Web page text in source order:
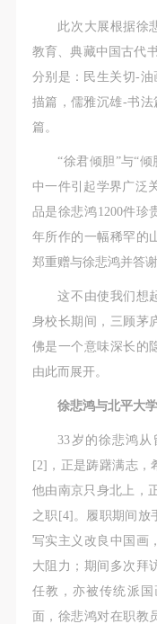
此次大展根据徐
教育、典藏中国古代
分别是：民生关切-
描篇，儒雅沉雄-书
篇。
“徐君倾胆”与“
中一件引起学界广泛
品是徐悲鸿1200件珍
年所作的一幅稀罕的
郑重赠与徐悲鸿并答
这不由使我们想
身校长期间，三顾茅
佛是一个意味深长的
由此而展开。
徐悲鸿与北平大
33岁的徐悲鸿
[2]，正是踌躇满志，
他由南京只身北上，
之职[4]。履职期间放
写实主义改良中国画
大阻力；期间多次拜
任教，亦被传统派
面，徐悲鸿对在职教
身不承担任何法律
的人身安全不负有
第五条
参加活动者在此次
序、维护美术馆场
衍生品的安全。活
地、空间、艺术品
破坏。活动中任何
应的责任与损失，
文、组织规定进行
任和经济责任。
第六条
参与活动者在参与
动导师、教师指导
与者因个人原因在
套设备、设施造成
具、材料、设备或
当承当相应的全部
失。活动中任何非
事故的任何责任。
中央美术学院美术
根据《中华人民共
民法通则》以及 最
身不承担任何法律
的人身安全不负有
第五条
参加活动者在此次
序、维护美术馆场
衍生品的安全。活
地、空间、艺术品
破坏。活动中任何
应的责任与损失，
文、组织规定进行
任和经济责任。
第六条
参与活动者在参与
动导师、教师指导
与者因个人原因在
套设备、设施造成
具、材料、设备或
当承当相应的全部
失。活动中任何非
事故的任何责任。
中央美术学院美术
根据《中华人民共
民法通则》以及 最
身不承担任何法律
的人身安全不负有
第五条
参加活动者在此次
序、维护美术馆场
衍生品的安全。活
地、空间、艺术品
破坏。活动中任何
应的责任与损失，
文、组织规定进行
任和经济责任。
第六条
参与活动者在参与
动导师、教师指导
与者因个人原因在
套设备、设施造成
具、材料、设备或
当承当相应的全部
失。活动中任何非
事故的任何责任。
中央美术学院美术
根据《中华人民共
民法通则》以及 最